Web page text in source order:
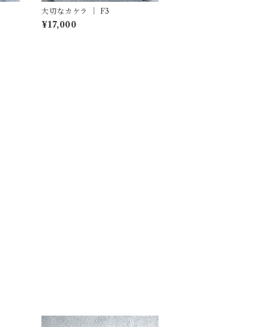
大切なカケラ ｜ F3
¥17,000